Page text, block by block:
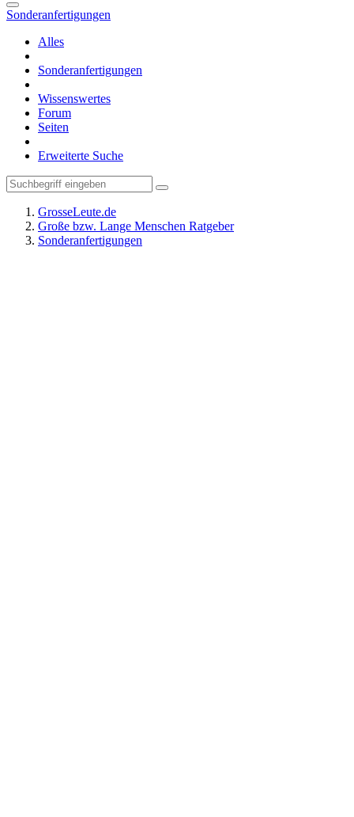
Sonderanfertigungen
Alles
Sonderanfertigungen
Wissenswertes
Forum
Seiten
Erweiterte Suche
GrosseLeute.de
Große bzw. Lange Menschen Ratgeber
Sonderanfertigungen